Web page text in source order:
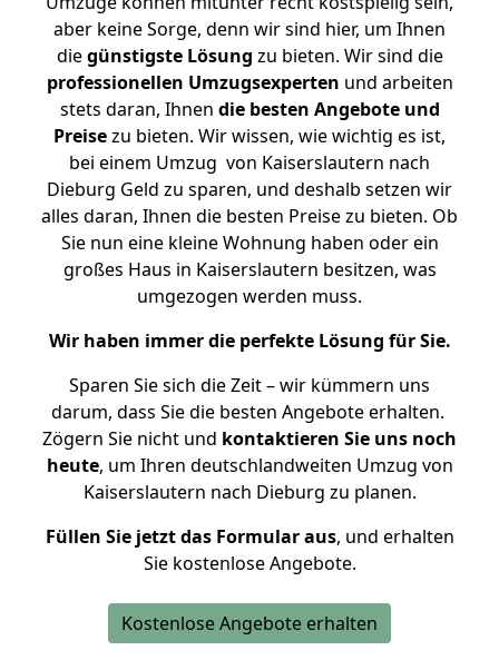
aber keine Sorge, denn wir sind hier, um Ihnen
diegünstigste Lösung zu bieten. Wir sind die
professionellen Umzugsexperten und arbeiten
stets daran, Ihnen die besten Angebote und
Preisezu bieten. Wir wissen, wie wichtig es ist,
bei einem Umzug von Kaiserslautern nach
Dieburg Geld zu sparen, und deshalb setzen wir
alles daran, Ihnen die besten Preise zu bieten. Ob
Sie nun eine kleine Wohnung haben oder ein
großes Haus in Kaiserslautern besitzen, was
umgezogen werden muss.
Wir haben immer die perfekte Lösung für Sie.
Sparen Sie sich die Zeit – wir kümmern uns
darum, dass Sie die besten Angebote erhalten.
Zögern Sie nicht und kontaktieren Sie uns noch
heute, um Ihren deutschlandweiten Umzug von
Kaiserslautern nach Dieburg zu planen.
Füllen Sie jetzt das Formular aus, und erhalten
Sie kostenlose Angebote.
Kostenlose Angebote erhalten